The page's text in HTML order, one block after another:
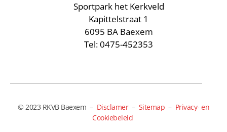
Sportpark het Kerkveld
Kapittelstraat 1
6095 BA Baexem
Tel: 0475-452353
© 2023 RKVB Baexem – Disclamer– Sitemap – Privacy- en
Cookiebeleid